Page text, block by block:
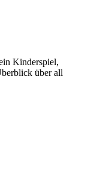
Kinderspiel,
über all